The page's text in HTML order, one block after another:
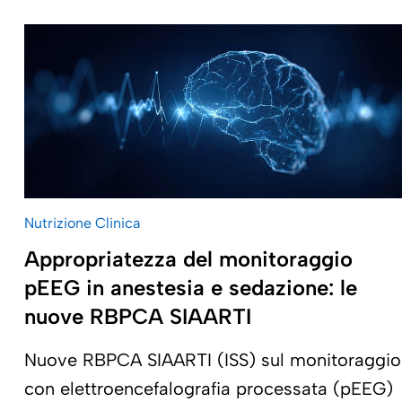
Nutrizione Clinica
Appropriatezza del monitoraggio
pEEG in anestesia e sedazione: le
nuove RBPCA SIAARTI
Nuove RBPCA SIAARTI (ISS) sul monitoraggio
con elettroencefalografia processata (pEEG)